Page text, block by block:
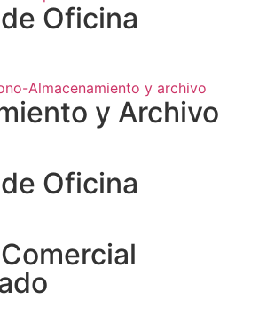
Oficina
y Archivo
Oficina